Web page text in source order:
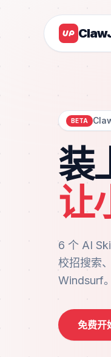
BETA
装
让
6 个 AI
校招搜索
Windsurf。
免费开